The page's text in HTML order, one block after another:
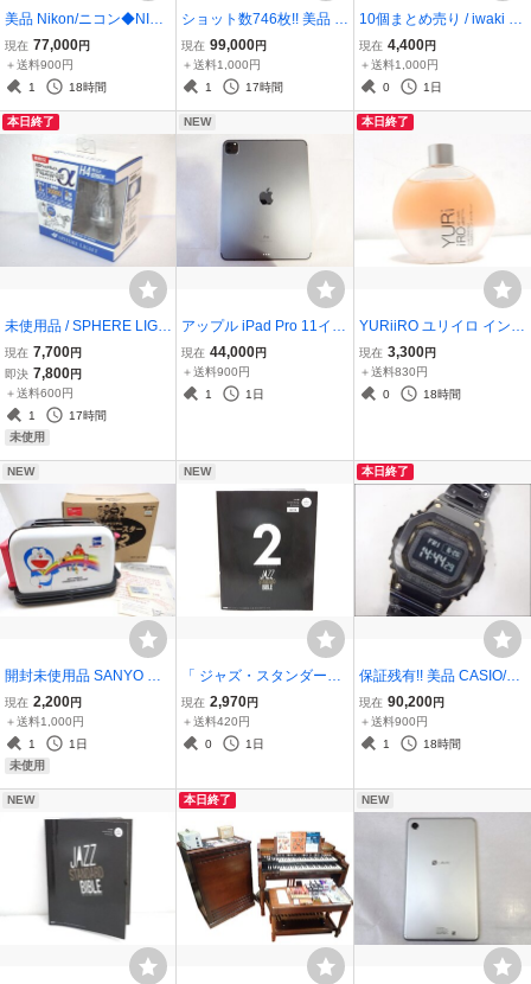
美品 Nikon/ニコン◆NIKK
OR Z 24-200mm f/4-6.3 V
R/望遠ズームレンズ◆フ
ルサイズ対応 手ブレ補正
ント系
現在 77,000円
＋送料900円
1
18時間
ショット数746枚!! 美品 P
ENTAX/ペンタックス◆デ
ジタル一眼レフ/K-1◆ボ
ディ 防塵・防滴 手ブレ補
付
現在 99,000円
＋送料1,000円
1
17時間
10個まとめ売り / iwaki パ
ック＆レンジ 耐熱ガラス
保存容器 200ml 500ml 1.
2L グリーン イワキ 硝子
現在 4,400円
＋送料1,000円
0
1日
本日終了
未使用品 / SPHERE LIGH
T スフィアライト RIZING
α ライジングアルファ SR
ACH4060-02 日本製 LED
ヘッドライト ホワイト H
4 6000K 2個入り
現在 7,700円
即決 7,800円
＋送料600円
1
17時間
未使用
NEW
アップル iPad Pro 11イン
チ 第2世代 Wi-Fi+celluer
512GB スペースグレイ M
XE62J/A■現状品 画面にヤ
現在 44,000円
＋送料900円
1
1日
本日終了
YURiiRO ユリイロ インテ
ィメイト＆ボディオイル
ホワイトリリー 100ml■中
古 残量9割ほど
現在 3,300円
＋送料830円
0
18時間
NEW
開封未使用品 SANYO サ
ンヨー SK-ART2 アートオ
リジナル ドラえもんトー
スター2 自動トースター
おしゃべり アート引越セ
現在 2,200円
＋送料1,000円
1
1日
未使用
NEW
「 ジャズ・スタンダー
ド・バイブル2 セッショ
ンをもっと楽しむ不朽の2
27曲 」改訂版 CD付き 納
現在 2,970円
＋送料420円
0
1日
本日終了
保証残有!! 美品 CASIO/カ
シオ◆GMW-BZ5000BD-1
JF/Gショック◆フルメタ
ル タフソーラー Bluetoot
現在 90,200円
＋送料900円
1
18時間
NEW 本日終了 NEW